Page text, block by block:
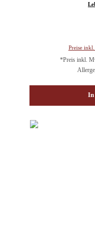
Preise
*Preis inkl.
In